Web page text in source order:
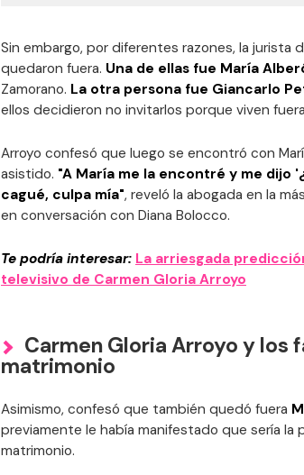
Sin embargo, por diferentes razones, la jurista
quedaron fuera. Una de ellas fue María
Zamorano. La otra persona fue Giancarlo
ellos decidieron no invitarlos porque viven
Arroyo confesó que luego se encontró con
asistido. "A María me la encontré y me dijo
cagué, culpa mía", reveló la abogada en la
en conversación con Diana Bolocco.
Te podría interesar: La arriesgada
televisivo de Carmen Gloria Arroyo
Carmen Gloria Arroyo y los
matrimonio
Asimismo, confesó que también quedó fuera
previamente le había manifestado que sería
matrimonio.